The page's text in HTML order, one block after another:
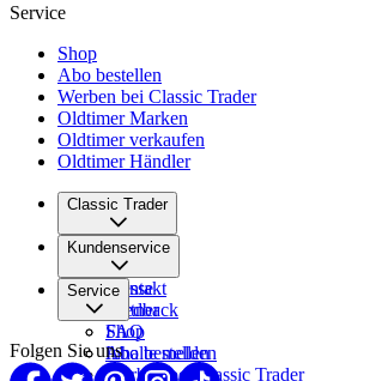
Service
Shop
Abo bestellen
Werben bei Classic Trader
Oldtimer Marken
Oldtimer verkaufen
Oldtimer Händler
Classic Trader
Über uns
Karriere
Presse
Partner
Kundenservice
Kontakt
Feedback
FAQ
Inhalte melden
Service
Shop
Abo bestellen
Werben bei Classic Trader
Folgen Sie uns